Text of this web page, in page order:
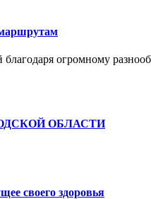
огромному
ОБЛАСТИ
своего здоровья